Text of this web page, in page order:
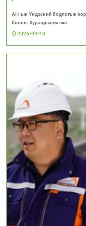
АН-ын Үндэсний бодлогын
болов. Хуралдааны эхэ
2026-04-10